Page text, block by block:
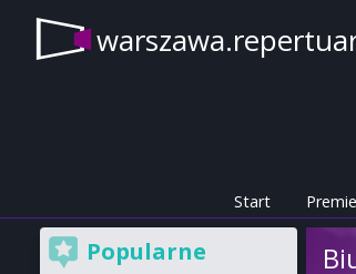
Start
Popularne